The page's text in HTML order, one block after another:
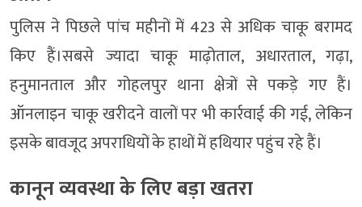
पुलिस ने पिछले पांच महीनों में 423 से अधिक चाकू बरामद
किए हैं।सबसे ज्यादा चाकू माढ़ोताल, अधारताल, गढ़ा,
हनुमानताल और गोहलपुर थाना क्षेत्रों से पकड़े गए हैं।
ऑनलाइन चाकू खरीदने वालों पर भी कार्रवाई की गई, लेकिन
इसके बावजूद अपराधियों के हाथों में हथियार पहुंच रहे हैं।
कानून व्यवस्था के लिए बड़ा खतरा